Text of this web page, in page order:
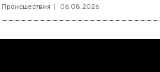
Происшествия 06.08.2026